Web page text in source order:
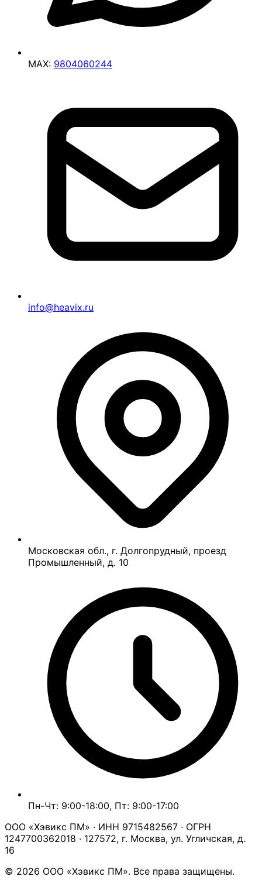
MAX: 9804060244
info@heavix.ru
Московская обл., г. Долгопрудный, проезд
Промышленный, д. 10
Пн-Чт: 9:00-18:00, Пт: 9:00-17:00
ООО «Хэвикс ПМ» · ИНН 9715482567 · ОГРН
1247700362018 · 127572, г. Москва, ул. Угличская, д.
16
© 2026 ООО «Хэвикс ПМ». Все права защищены.